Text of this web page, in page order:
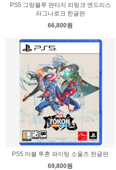
PS5 그랑블루 판타지 리링크 엔드리스
라그나로크 한글판
66,800원
PS5 마블 투혼 파이팅 소울즈 한글판
69,800원